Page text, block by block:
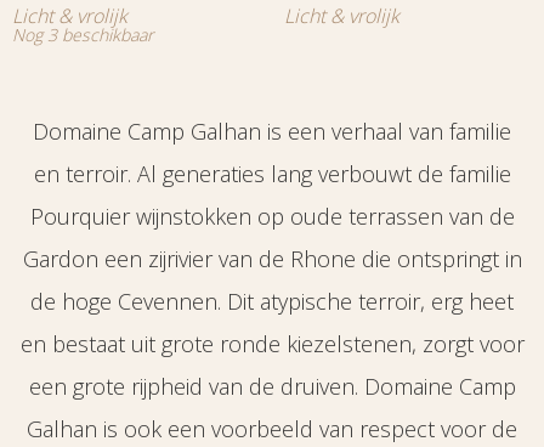
Licht & vrolijk
Nog 3 beschikbaar
Licht & vrolijk
Domaine Camp Galhan is een verhaal van familie
en terroir. Al generaties lang verbouwt de familie
Pourquier wijnstokken op oude terrassen van de
Gardon een zijrivier van de Rhone die ontspringt in
de hoge Cevennen. Dit atypische terroir, erg heet
en bestaat uit grote ronde kiezelstenen, zorgt voor
een grote rijpheid van de druiven. Domaine Camp
Galhan is ook een voorbeeld van respect voor de